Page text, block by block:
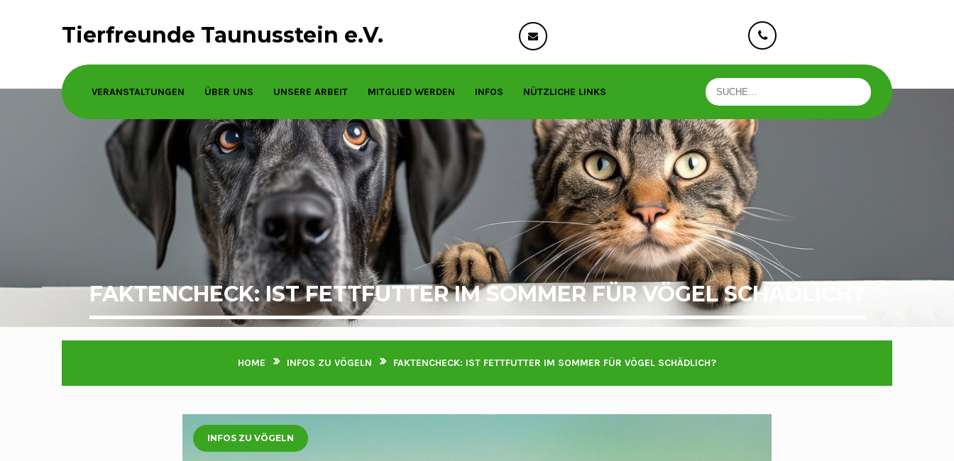
Tierfreunde Taunusstein e.V.
VERANSTALTUNGEN ÜBER UNS UNSERE ARBEIT MITGLIED WERDEN INFOS NÜTZLICHE LINKS
FAKTENCHECK: IST FETTFUTTER IM SOMMER FÜR VÖGEL SCHÄDLICH?
HOME INFOS ZU VÖGELN FAKTENCHECK: IST FETTFUTTER IM SOMMER FÜR VÖGEL SCHÄDLICH?
INFOS ZU VÖGELN